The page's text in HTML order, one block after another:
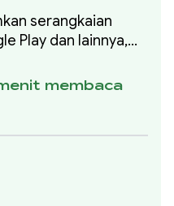
serangkaian
Play dan lainnya,
dan langkah-
data untuk
membaca